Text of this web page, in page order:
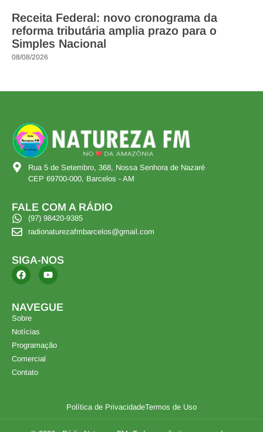
Receita Federal: novo cronograma da
reforma tributária amplia prazo para o
Simples Nacional
08/08/2026
Rua 5 de Setembro, 368, Nossa Senhora de Nazaré
CEP 69700-000, Barcelos - AM
FALE COM A RÁDIO
(97) 98420-9385
radionaturezafmbarcelos@gmail.com
SIGA-NOS
NAVEGUE
Sobre
Notícias
Programação
Comercial
Contato
Política de PrivacidadeTermos de Uso